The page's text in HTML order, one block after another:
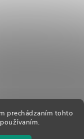
prechádzaním tohto